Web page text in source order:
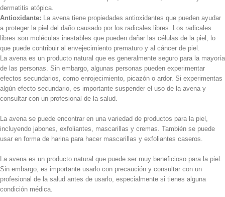
dermatitis atópica.
Antioxidante: La avena tiene propiedades antioxidantes que pueden ayudar
a proteger la piel del daño causado por los radicales libres. Los radicales
libres son moléculas inestables que pueden dañar las células de la piel, lo
que puede contribuir al envejecimiento prematuro y al cáncer de piel.
La avena es un producto natural que es generalmente seguro para la mayoría
de las personas. Sin embargo, algunas personas pueden experimentar
efectos secundarios, como enrojecimiento, picazón o ardor. Si experimentas
algún efecto secundario, es importante suspender el uso de la avena y
consultar con un profesional de la salud.
La avena se puede encontrar en una variedad de productos para la piel,
incluyendo jabones, exfoliantes, mascarillas y cremas. También se puede
usar en forma de harina para hacer mascarillas y exfoliantes caseros.
La avena es un producto natural que puede ser muy beneficioso para la piel.
Sin embargo, es importante usarlo con precaución y consultar con un
profesional de la salud antes de usarlo, especialmente si tienes alguna
condición médica.